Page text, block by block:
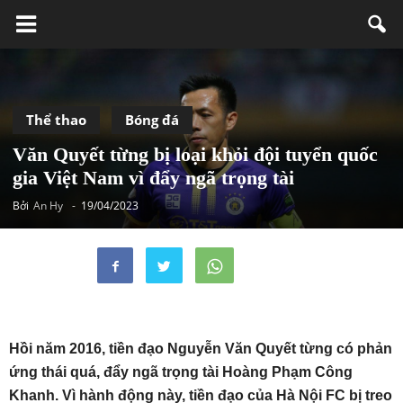
Thể thao Bóng đá
Văn Quyết từng bị loại khỏi đội tuyển quốc
gia Việt Nam vì đẩy ngã trọng tài
Bởi An Hy - 19/04/2023
Hồi năm 2016, tiền đạo Nguyễn Văn Quyết từng có phản
ứng thái quá, đẩy ngã trọng tài Hoàng Phạm Công
Khanh. Vì hành động này, tiền đạo của Hà Nội FC bị treo